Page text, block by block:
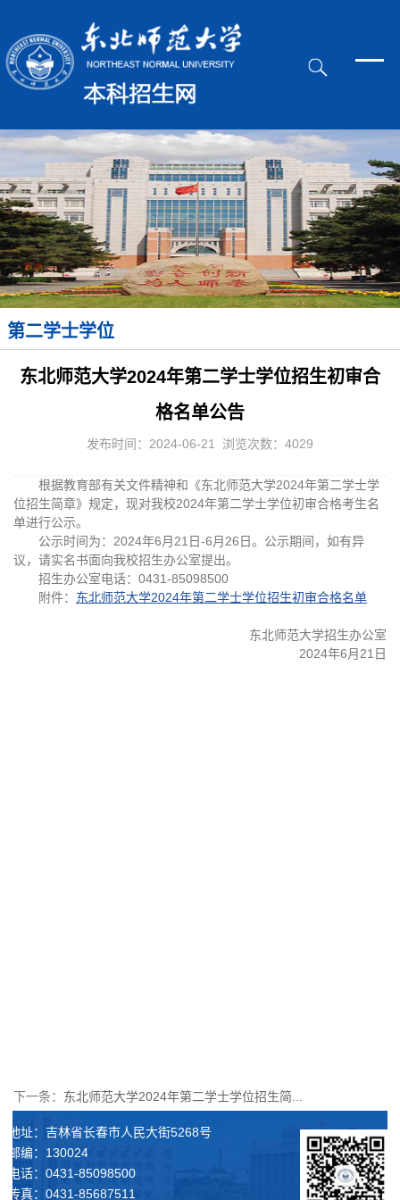
第二学士学位
东北师范大学2024年第二学士学位招生初审合
格名单公告
发布时间：2024-06-21 浏览次数： 4029
根据教育部有关文件精神和《东北师范大学2024年第二学士学
位招生简章》规定， 现对我校2024年第二学士学位初审合格考生名
单进行公示。
公示时间为： 2024年6月21日-6月26日。 公示期间，如有异
议，请实名书面向我校招生办公室提出。
招生办公室电话：0431-85098500
附件： 东北师范大学2024年第二学士学位招生初审合格名单
东北师范大学招生办公室
2024年6月21日
下一条： 东北师范大学2024年第二学士学位招生简...
地址：吉林省长春市人民大街5268号
邮编：130024
电话：0431-85098500
传真：0431-85687511